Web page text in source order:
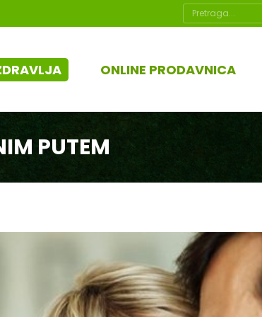
Search:
ONLINE PRODAVNICA
PUTEM